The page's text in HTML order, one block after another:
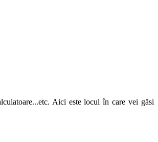
Aici este locul în care vei găsi